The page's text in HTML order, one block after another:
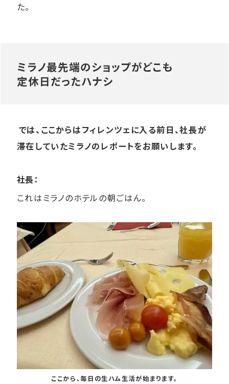
た。
ミラノ最先端の​ショップが​どこも​
定休日だった​ハナシ
では、ここからはフィレンツェに入る前日、社長が
滞在していたミラノのレポートをお願いします。
社長：
これはミラノのホテルの朝ごはん。
ここから、毎日の生ハム生活が始まります。